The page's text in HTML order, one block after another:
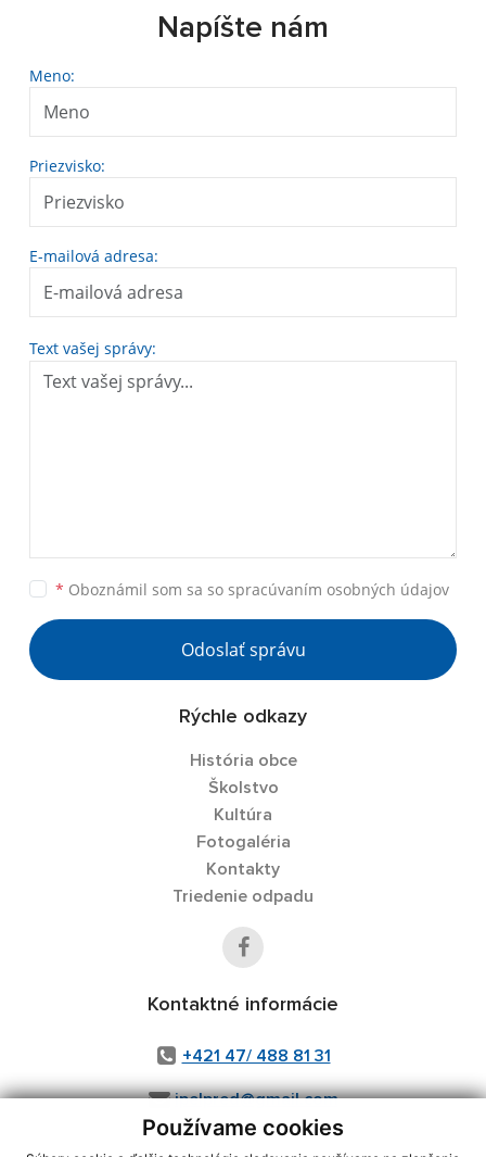
Používame cookies
Napíšte nám
Meno:
Priezvisko:
E-mailová adresa:
Text vašej správy:
* Oboznámil som sa so spracúvaním osobných údajov
Odoslať správu
Rýchle odkazy
História obce
Školstvo
Kultúra
Fotogaléria
Kontakty
Triedenie odpadu
Kontaktné informácie
+421 47/ 488 81 31
ipelpred@gmail.com